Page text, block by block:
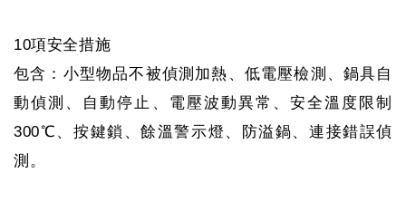
10項安全措施
包含：小型物品不被偵測加熱、低電壓檢測、鍋具自
動偵測、自動停止、電壓波動異常、安全溫度限制
300℃、按鍵鎖、餘溫警示燈、防溢鍋、連接錯誤偵
測。